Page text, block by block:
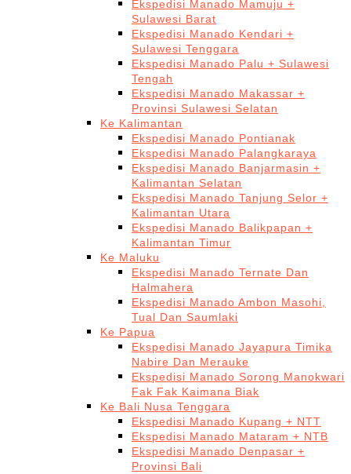
Ekspedisi Manado Mamuju +
Sulawesi Barat
Ekspedisi Manado Kendari +
Sulawesi Tenggara
Ekspedisi Manado Palu + Sulawesi
Tengah
Ekspedisi Manado Makassar +
Provinsi Sulawesi Selatan
Ke Kalimantan
Ekspedisi Manado Pontianak
Ekspedisi Manado Palangkaraya
Ekspedisi Manado Banjarmasin +
Kalimantan Selatan
Ekspedisi Manado Tanjung Selor +
Kalimantan Utara
Ekspedisi Manado Balikpapan +
Kalimantan Timur
Ke Maluku
Ekspedisi Manado Ternate Dan
Halmahera
Ekspedisi Manado Ambon Masohi,
Tual Dan Saumlaki
Ke Papua
Ekspedisi Manado Jayapura Timika
Nabire Dan Merauke
Ekspedisi Manado Sorong Manokwari
Fak Fak Kaimana Biak
Ke Bali Nusa Tenggara
Ekspedisi Manado Kupang + NTT
Ekspedisi Manado Mataram + NTB
Ekspedisi Manado Denpasar +
Provinsi Bali